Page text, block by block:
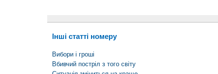
Інші статті номеру
Вибори і гроші
Вбивчий постріл з того світу